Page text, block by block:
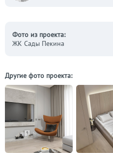
Фото из проекта:
ЖК Сады Пекина
Другие фото проекта: